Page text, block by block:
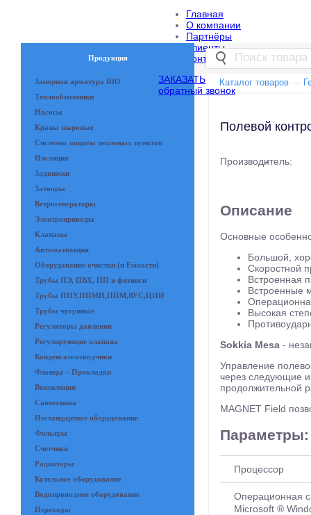
Главная
О компании
Партнёры
Клиенты
Контакты
ЗАКАЗАТЬ
обратный звонок
Продукция
Запорная арматура RIO
Теплообменники
Насосы
Краны шаровые
Системы защиты тепловых пунктов
Изоляция
Задвижки
Затворы
Ветрогенераторы
Электроприводы
Клапаны
Автоматизация
Оборудование очистки (и Емкости)
Трубы ПЭ, ПВХ, ПП и фитинги
Трубы ППУ,ППМИ,ППМ,ВУС,ЦПИ
Трубы чугунные
Регуляторы давления
Регулирующие клапана
Конденсатоотводчики
Фланцы – Прокладки
Вентиляция
Сантехника
Нестандартное оборудование
Фильтры
Счетчики
Радиаторы
Котельное оборудование
Водопроводное оборудование
Переходы
Каталог товаров —
Полевой
Производитель:
-
Описание
Основные
Большой,
Скоростной
Встроенная
Встроенные
Высокая
Sokkia Mesa -
Управление
через следующие
продолжительной
MAGNET Field
Параметры:
Процессор
Операционная
Microsoft ®